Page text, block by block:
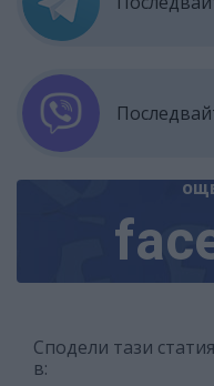
Сподели тази статия
в: